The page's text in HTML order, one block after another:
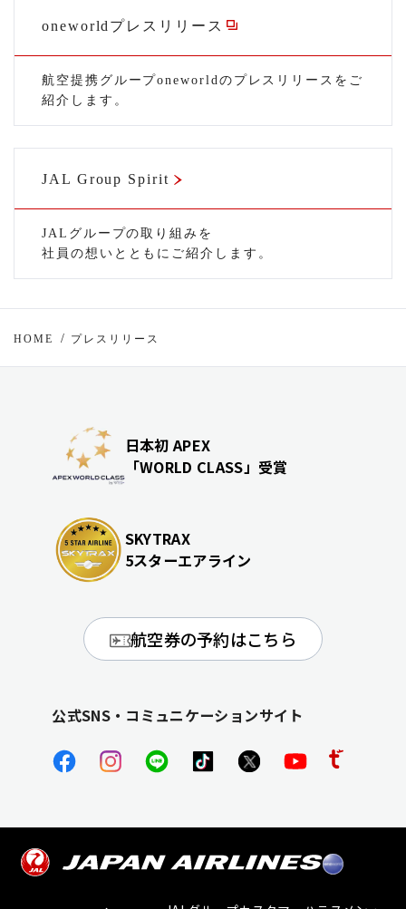
oneworldプレスリリース
航空提携グループoneworldのプレスリリースをご
紹介します。
JAL Group Spirit
JALグループの取り組みを
社員の想いとともにご紹介します。
HOME プレスリリース
日本初 APEX
「WORLD CLASS」受賞
SKYTRAX
5スターエアライン
航空券の予約はこちら
公式SNS・コミュニケーションサイト